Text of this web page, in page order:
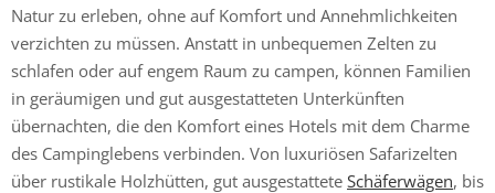
Natur zu erleben, ohne auf Komfort und Annehmlichkeiten
verzichten zu müssen. Anstatt in unbequemen Zelten zu
schlafen oder auf engem Raum zu campen, können Familien
in geräumigen und gut ausgestatteten Unterkünften
übernachten, die den Komfort eines Hotels mit dem Charme
des Campinglebens verbinden. Von luxuriösen Safarizelten
über rustikale Holzhütten, gut ausgestattete Schäferwägen, bis